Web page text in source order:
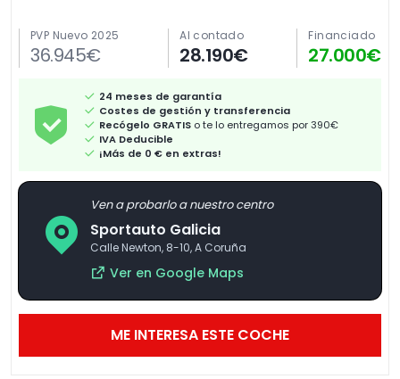
PVP Nuevo 2025
36.945€
Al contado
28.190€
Financiado
27.000€
24 meses de garantía
Costes de gestión y transferencia
Recógelo GRATIS o te lo entregamos por 390€
IVA Deducible
¡Más de 0 € en extras!
Ven a probarlo a nuestro centro
Sportauto Galicia
Calle Newton, 8-10, A Coruña
Ver en Google Maps
ME INTERESA ESTE COCHE